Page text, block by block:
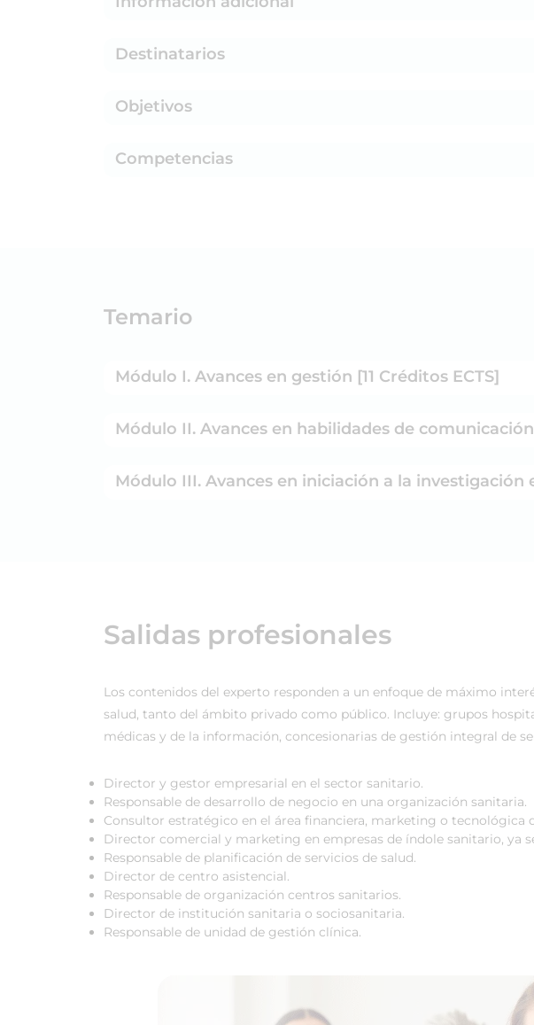
Destinatarios
Objetivos
Competencias
Temario
Módulo I. Avances en gestión [11 Créditos ECTS]
Módulo II. Avances en habilidades de
Módulo III. Avances en iniciación a la investigación
Salidas profesionales
Los contenidos del experto responden a un enfoque de máximo
salud, tanto del ámbito privado como público. Incluye: grupos
médicas y de la información, concesionarias de gestión integral de
Director y gestor empresarial en el sector sanitario.
Responsable de desarrollo de negocio en una organización sanitaria.
Consultor estratégico en el área financiera, marketing o tecnológica
Director comercial y marketing en empresas de índole sanitario, ya
Responsable de planificación de servicios de salud.
Director de centro asistencial.
Responsable de organización centros sanitarios.
Director de institución sanitaria o sociosanitaria.
Responsable de unidad de gestión clínica.